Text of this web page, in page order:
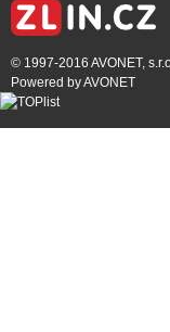
© 1997-2016 AVONET,
Powered byAVONET